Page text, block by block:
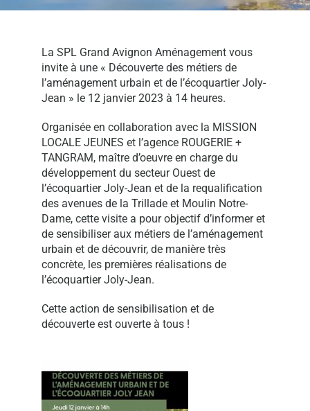
NOS MARCHÉS PUBLICS
NOS MARCHÉS PUBLICS
La SPL Grand Avignon Aménagement vous
invite à une « Découverte des métiers de
l’aménagement urbain et de l’écoquartier Joly-
Jean » le 12 janvier 2023 à 14 heures.
Organisée en collaboration avec la MISSION
LOCALE JEUNES et l’agence ROUGERIE +
TANGRAM, maître d’oeuvre en charge du
développement du secteur Ouest de
l’écoquartier Joly-Jean et de la requalification
des avenues de la Trillade et Moulin Notre-
Dame, cette visite a pour objectif d’informer et
de sensibiliser aux métiers de l’aménagement
urbain et de découvrir, de manière très
concrète, les premières réalisations de
l’écoquartier Joly-Jean.
Cette action de sensibilisation et de
découverte est ouverte à tous !